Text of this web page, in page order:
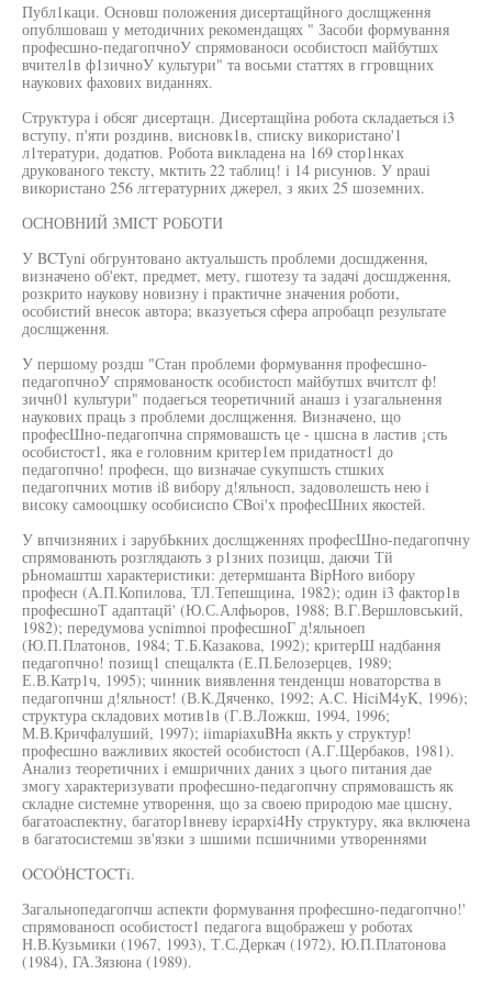
Публ1каци. Основш положения дисертащйного дослщження
опублшоваш у методичних рекомендащях " Засоби формування
професшно-педагопчноУ спрямованоси особистосп майбутшх
вчител1в ф1зичноУ культури" та восьми статтях в ггровщних
наукових фахових виданнях.
Структура i обсяг дисертацн. Дисертащйна робота складаеться i3
вступу, п'яти роздинв, висновк1в, списку використано'1
л1тератури, додатюв. Робота викладена на 169 стор1нках
друкованого тексту, мктить 22 таблиц! i 14 рисунюв. У npaui
використано 256 лггературних джерел, з яких 25 шоземних.
ОСНОВНИЙ 3MICT РОБОТИ
У BCTyni обгрунтовано актуальшсть проблеми досшдження,
визначено об'ект, предмет, мету, гшотезу та задачi досшдження,
розкрито наукову новизну i практичне значения роботи,
особистий внесок автора; вказуеться сфера апробацп результате
дослщження.
У першому роздш "Стан проблеми формування професшно-
педагопчноУ спрямованостк особистосп майбутшх вчитслт ф!
зичн01 культури" подаегься теоретичний анашз i узагальнення
наукових праць з проблеми дослщження. Визначено, що
професШно-педагопчна спрямовашсть це - цшсна в ластив ¡сть
особистост1, яка е головним критер1ем придатност1 до
педагопчно! професн, що визначае сукупшсть стшких
педагопчних мотив iß вибору д!яльносп, задоволешсть нею i
високу самооцшку особисиспо CBoi'x професШних якостей.
У впчизняних i зарубЬкних дослщженнях професШно-педагопчну
спрямованють розглядають з р1зних позицш, даючи Тй
рЬномаштш характеристики: детермшанта BipHoro вибору
професн (А.П.Копилова, ТЛ.Тепешцина, 1982); один i3 фактор1в
професшноТ адаптацй' (Ю.С.Алфьоров, 1988; В.Г.Вершловський,
1982); передумова ycnimnoi професшноГ д!яльноеп
(Ю.П.Платонов, 1984; Т.Б.Казакова, 1992); критерШ надбання
педагопчно! позищ1 спещалкта (Е.П.Белозерцев, 1989;
Е.В.Катр1ч, 1995); чинник виявлення тенденцш новаторства в
педагопчнш д!яльност! (В.К.Дяченко, 1992; A.C. HiciM4yK, 1996);
структура складових мотив1в (Г.В.Ложкш, 1994, 1996;
М.В.Кричфалуший, 1997); iimapiaxuBHa яккть у структур!
професшно важливих якостей особистосп (А.Г.Щербаков, 1981).
Анализ теоретичних i емшричних даних з цього питания дае
змогу характеризувати професшно-педагопчну спрямовашсть як
складне системне утворення, що за своею природою мае цшсну,
багатоаспектну, багатор1вневу iepapxi4Hy структуру, яка включена
в багатосистемш зв'язки з шшими псшичними утвореннями
OCOÖHCTOCTi.
Загальнопедагопчш аспекти формування професшно-педагопчно!'
спрямованосп особистост1 педагога вщображеш у роботах
Н.В.Кузьмики (1967, 1993), Т.С.Деркач (1972), Ю.П.Платонова
(1984), ГА.Зязюна (1989).